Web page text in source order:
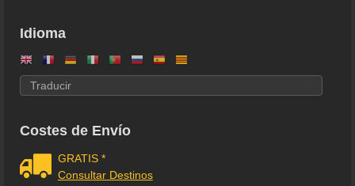
Idioma
Costes de Envío
GRATIS *
Consultar Destinos